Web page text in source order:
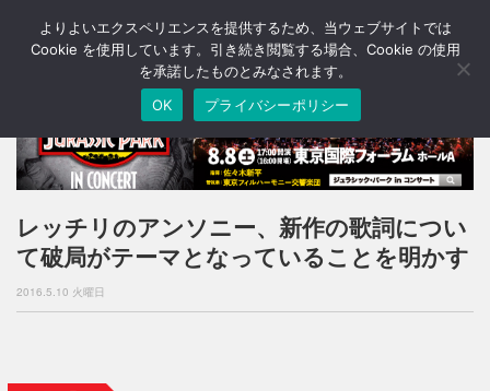
T
o
n
a
v
g
a
o
レッチリのアンソニー、新作の歌詞につい
て破局がテーマとなっていることを明かす
2016.5.10 火曜日
よりよいエクスペリエンスを提供するため、当ウェブサイトでは
Cookie を使用しています。引き続き閲覧する場合、Cookie の使用
を承諾したものとみなされます。
OK
プライバシーポリシー